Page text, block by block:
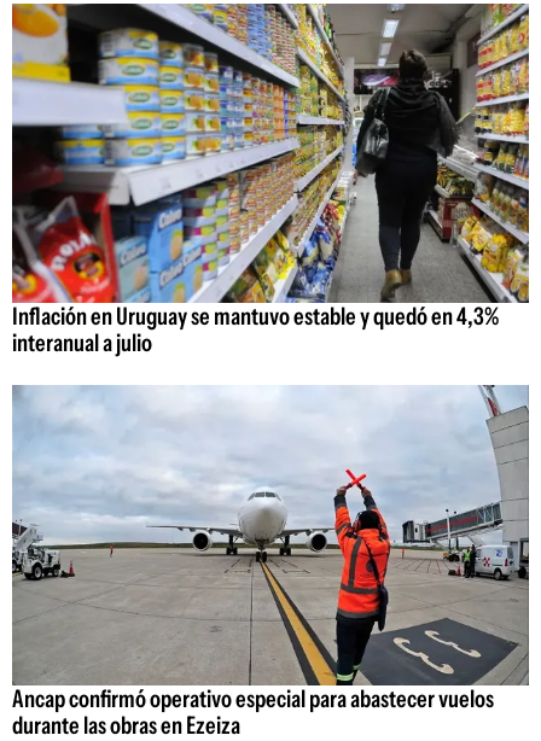
Inflación en Uruguay se mantuvo estable y quedó en 4,3%
interanual a julio
Ancap confirmó operativo especial para abastecer vuelos
durante las obras en Ezeiza